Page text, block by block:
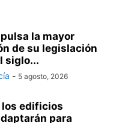
la mayor
de su legislación
siglo...
- 5 agosto, 2026
los edificios
para